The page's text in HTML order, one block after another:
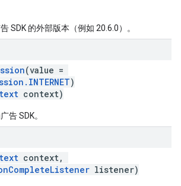
SDK 的外部版本（例如 20.6.0）。
(value =
)
context)
告 SDK。
context,
listener)